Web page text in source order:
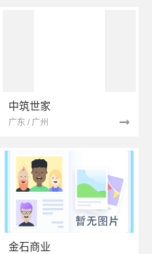
中筑世家
广东 / 广州
金石商业